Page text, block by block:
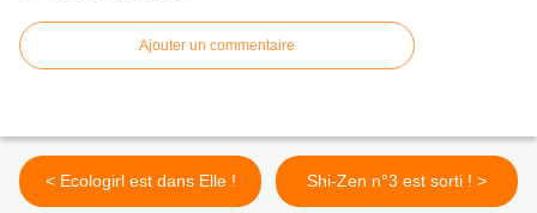
Ajouter un commentaire
< Ecologirl est dans Elle ! Shi-Zen n°3 est sorti ! >